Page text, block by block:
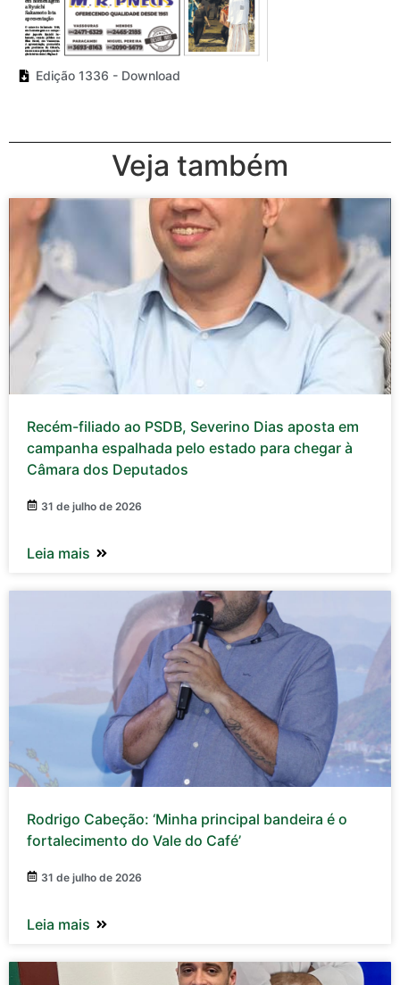
Edição 1336 - Download
Veja também
Recém-filiado ao PSDB, Severino Dias aposta em
campanha espalhada pelo estado para chegar à
Câmara dos Deputados
31 de julho de 2026
Leia mais
Rodrigo Cabeção: ‘Minha principal bandeira é o
fortalecimento do Vale do Café’
31 de julho de 2026
Leia mais